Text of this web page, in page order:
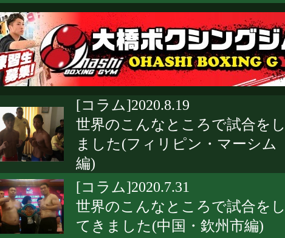
[コラム]2020.8.19
世界のこんなところで試合を
ました(フィリピン・マーシム
編)
[コラム]2020.7.31
世界のこんなところで試合を
てきました(中国・欽州市編)